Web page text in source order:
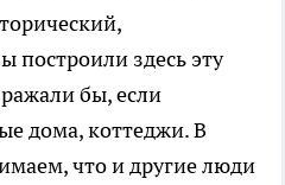
построили здесь эту
бы, если
дома, коттеджи. В
что и другие люди